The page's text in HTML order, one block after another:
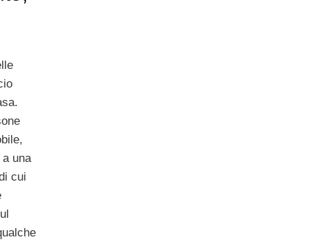
una
cui